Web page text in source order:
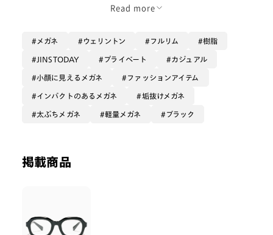
度無しのクリアレンズ、もしくはライトカラーをいれて
着用カラー : ブラック
Read more
メガネ ウェリントン フルリム 樹脂
JINSTODAY プライベート カジュアル
小顔に見えるメガネ ファッションアイテム
インパクトのあるメガネ 垢抜けメガネ
太ぶちメガネ 軽量メガネ ブラック
掲載商品